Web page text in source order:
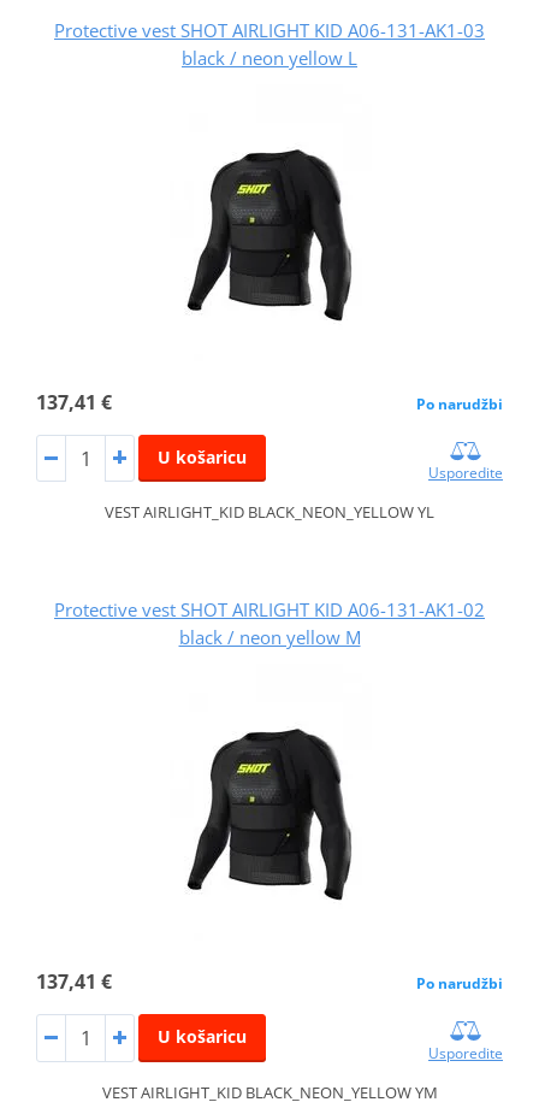
Protective vest SHOT AIRLIGHT KID A06-131-AK1-03
black / neon yellow L
137,41 € Po narudžbi
U košaricu
Usporedite
VEST AIRLIGHT_KID BLACK_NEON_YELLOW YL
Protective vest SHOT AIRLIGHT KID A06-131-AK1-02
black / neon yellow M
137,41 € Po narudžbi
U košaricu
Usporedite
VEST AIRLIGHT_KID BLACK_NEON_YELLOW YM